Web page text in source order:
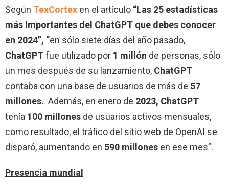
Según TexCortex en el artículo “Las 25 estadísticas
más Importantes del ChatGPT que debes conocer
en 2024”, “en sólo siete días del año pasado,
ChatGPTfue utilizado por 1 millón de personas, sólo
un mes después de su lanzamiento, ChatGPT
contaba con una base de usuarios de más de 57
millones. Además, en enero de 2023, ChatGPT
tenía 100 millones de usuarios activos mensuales,
como resultado, el tráfico del sitio web de OpenAI se
disparó, aumentando en 590 millones en ese mes”.
Presencia mundial